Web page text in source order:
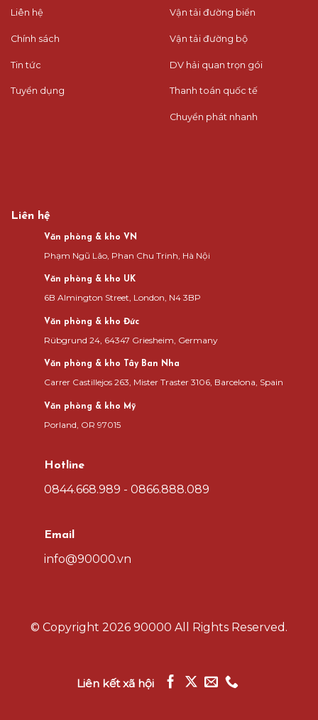
Liên hệ
Chính sách
Tin tức
Tuyển dụng
Vận tải đường biển
Vận tải đường bộ
DV hải quan trọn gói
Thanh toán quốc tế
Chuyển phát nhanh
Liên hệ
Văn phòng & kho VN
Phạm Ngũ Lão, Phan Chu Trinh, Hà Nội
Văn phòng & kho UK
6B Almington Street, London, N4 3BP
Văn phòng & kho Đức
Rübgrund 24, 64347 Griesheim, Germany
Văn phòng & kho Tây Ban Nha
Carrer Castillejos 263, Mister Traster 3106, Barcelona, Spain
Văn phòng & kho Mỹ
Porland, OR 97015
Hotline
0844.668.989 - 0866.888.089
Email
info@90000.vn
© Copyright 2026 90000 All Rights Reserved.
Liên kết xã hội